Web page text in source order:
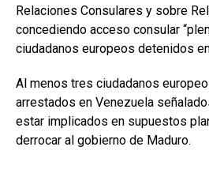
Relaciones Consulares y sobre
concediendo acceso consular
ciudadanos europeos detenidos
Al menos tres ciudadanos
arrestados en Venezuela
estar implicados en supuestos
derrocar al gobierno de Maduro.